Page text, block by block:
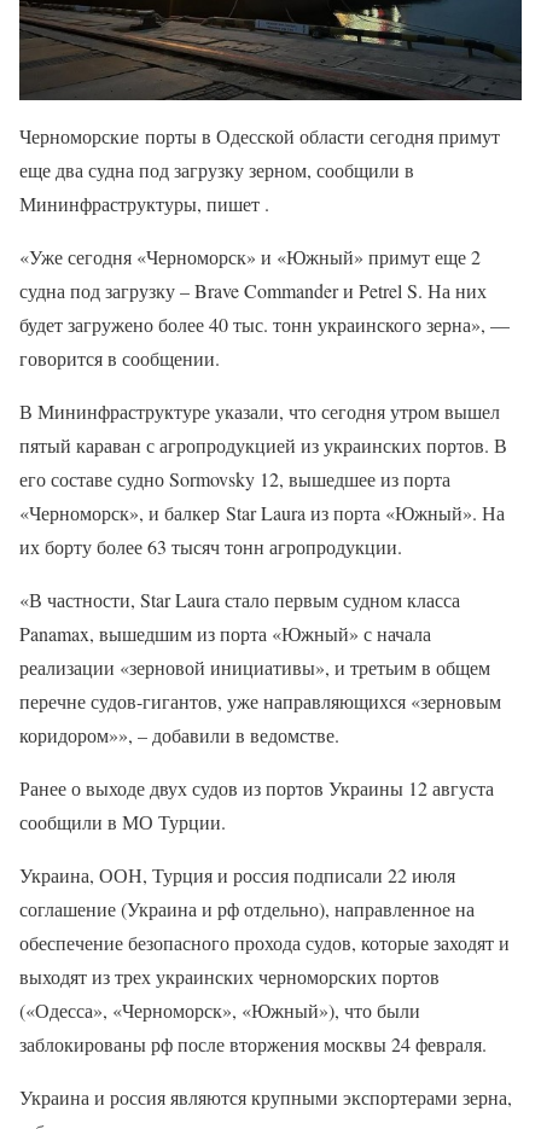
Черноморские порты в Одесской области сегодня примут
еще два судна под загрузку зерном, сообщили в
Мининфраструктуры, пишет .
«Уже сегодня «Черноморск» и «Южный» примут еще 2
судна под загрузку – Brave Commander и Petrel S. На них
будет загружено более 40 тыс. тонн украинского зерна», —
говорится в сообщении.
В Мининфраструктуре указали, что сегодня утром вышел
пятый караван с агропродукцией из украинских портов. В
его составе судно Sormovsky 12, вышедшее из порта
«Черноморск», и балкер Star Laura из порта «Южный». На
их борту более 63 тысяч тонн агропродукции.
«В частности, Star Laura стало первым судном класса
Panamax, вышедшим из порта «Южный» с начала
реализации «зерновой инициативы», и третьим в общем
перечне судов-гигантов, уже направляющихся «зерновым
коридором»», – добавили в ведомстве.
Ранее о выходе двух судов из портов Украины 12 августа
сообщили в МО Турции.
Украина, ООН, Турция и россия подписали 22 июля
соглашение (Украина и рф отдельно), направленное на
обеспечение безопасного прохода судов, которые заходят и
выходят из трех украинских черноморских портов
(«Одесса», «Черноморск», «Южный»), что были
заблокированы рф после вторжения москвы 24 февраля.
Украина и россия являются крупными экспортерами зерна,